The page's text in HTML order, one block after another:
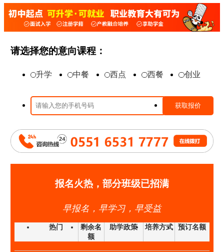
请选择您的意向课程：
升学 中餐 西点 西餐 创业
报名火热，部分班级已招满
早报名，早学习，早受益
热门
剩余名
额
助学政策 培养方式 预订名额
金典总厨班 28人
时尚西点班23人 享助学金 技能+升学 在线报名
大厨精英班32人 享助学金技能+升学
高端私厨班22人享助学金技能+就业 在线报名
32人享助学金 技能+升学 在线报名
时尚西点班23人 享助学金技能+升学 在线报名
金典总厨班20人享助学金技能+升学 在线报名